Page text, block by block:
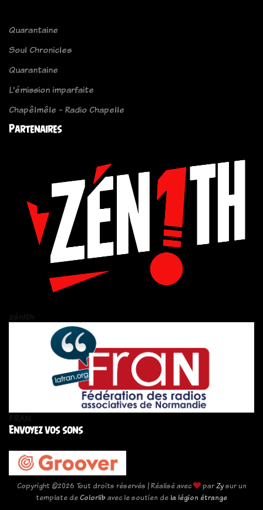
Quarantaine
Soul Chronicles
Quarantaine
L'émission imparfaite
Chapêlmêle - Radio Chapelle
Partenaires
Envoyez vos sons
Copyright ©2026 Tout droits réservés | Réalisé avec parZysur un
template deColorlibavec le soutien de la légion étrange